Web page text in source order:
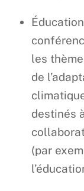
les
de
destinés
(par